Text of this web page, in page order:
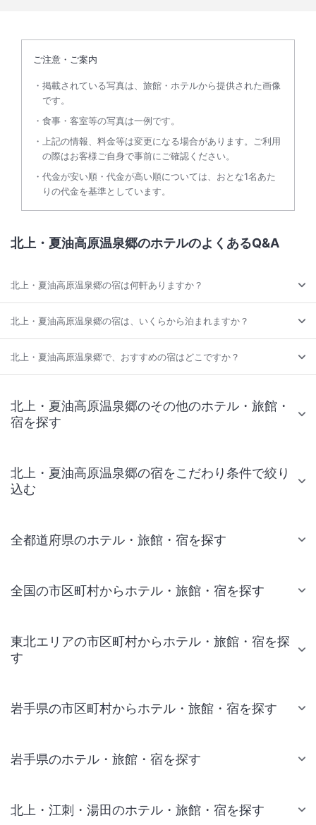
ご注意・ご案内
掲載されている写真は、旅館・ホテルから提供された画像
です。
食事・客室等の写真は一例です。
上記の情報、料金等は変更になる場合があります。ご利用
の際はお客様ご自身で事前にご確認ください。
代金が安い順・代金が高い順については、おとな1名あた
りの代金を基準としています。
北上・夏油高原温泉郷のホテルのよくあるQ&A
北上・夏油高原温泉郷の宿は何軒ありますか？
北上・夏油高原温泉郷の宿は、いくらから泊まれますか？
北上・夏油高原温泉郷で、おすすめの宿はどこですか？
北上・夏油高原温泉郷のその他のホテル・旅館・
宿を探す
北上・夏油高原温泉郷の宿をこだわり条件で絞り
込む
全都道府県のホテル・旅館・宿を探す
全国の市区町村からホテル・旅館・宿を探す
東北エリアの市区町村からホテル・旅館・宿を探
す
岩手県の市区町村からホテル・旅館・宿を探す
岩手県のホテル・旅館・宿を探す
北上・江刺・湯田のホテル・旅館・宿を探す